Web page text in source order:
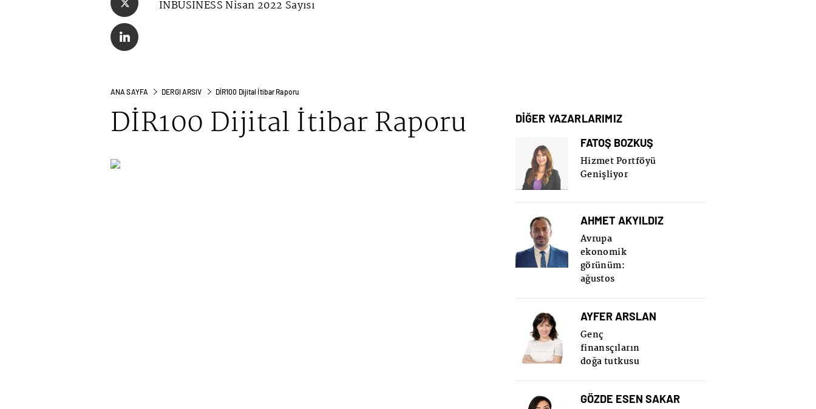
INBUSINESS Nisan 2022 Sayısı
ANA SAYFA DERGI ARSIV DİR100 Dijital İtibar Raporu
DİR100 Dijital İtibar Raporu
DİĞER YAZARLARIMIZ
FATOŞ BOZKUŞ
Hizmet Portföyü
Genişliyor
AHMET AKYILDIZ
Avrupa
ekonomik
görünüm:
ağustos
AYFER ARSLAN
Genç
finansçıların
doğa tutkusu
GÖZDE ESEN SAKAR